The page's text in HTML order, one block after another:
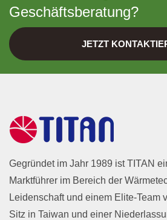
Geschäftsberatung?
JETZT
Gegründet im Jahr 1989 ist TITAN
Marktführer im Bereich der
Leidenschaft und einem Elite-Team
Sitz in Taiwan und einer